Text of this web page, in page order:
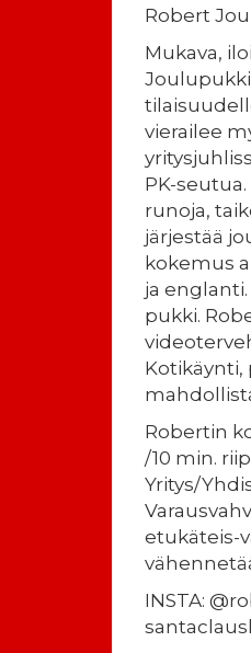
Robert
Mukava,
vierailee
PK-
runoja,
järjestää
kokemus
ja
pukki.
Kotikäynti,
Robertin
/10 min.
Yritys/
etukäteis-
INSTA: